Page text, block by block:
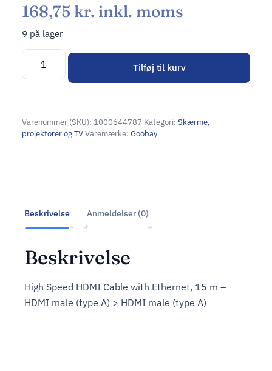
168,75 kr. inkl. moms
9 på lager
Tilføj til kurv
Alternative:
Varenummer (SKU): 1000644787 Kategori: Skærme,
projektorer og TVVaremærke: Goobay
Beskrivelse Anmeldelser (0)
Beskrivelse
High Speed HDMI Cable with Ethernet, 15 m –
HDMI male (type A) > HDMI male (type A)